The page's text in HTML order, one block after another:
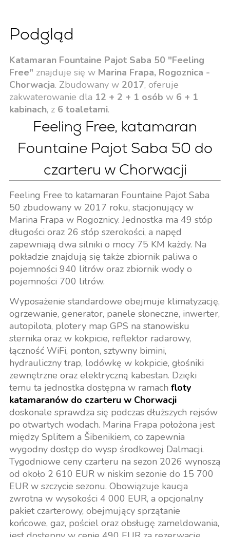
Podgląd
Katamaran Fountaine Pajot Saba 50 "Feeling
Free" znajduje się w Marina Frapa, Rogoznica -
Chorwacja. Zbudowany w 2017, oferuje
zakwaterowanie dla 12 + 2 + 1 osób w 6 + 1
kabinach, z 6 toaletami.
Feeling Free, katamaran
Fountaine Pajot Saba 50 do
czarteru w Chorwacji
Feeling Free to katamaran Fountaine Pajot Saba
50 zbudowany w 2017 roku, stacjonujący w
Marina Frapa w Rogoznicy. Jednostka ma 49 stóp
długości oraz 26 stóp szerokości, a napęd
zapewniają dwa silniki o mocy 75 KM każdy. Na
pokładzie znajdują się także zbiornik paliwa o
pojemności 940 litrów oraz zbiornik wody o
pojemności 700 litrów.
Wyposażenie standardowe obejmuje klimatyzację,
ogrzewanie, generator, panele słoneczne, inwerter,
autopilota, plotery map GPS na stanowisku
sternika oraz w kokpicie, reflektor radarowy,
łączność WiFi, ponton, sztywny bimini,
hydrauliczny trap, lodówkę w kokpicie, głośniki
zewnętrzne oraz elektryczną kabestan. Dzięki
temu ta jednostka dostępna w ramach floty
katamaranów do czarteru w Chorwacji
doskonale sprawdza się podczas dłuższych rejsów
po otwartych wodach. Marina Frapa położona jest
między Splitem a Šibenikiem, co zapewnia
wygodny dostęp do wysp środkowej Dalmacji.
Tygodniowe ceny czarteru na sezon 2026 wynoszą
od około 2 610 EUR w niskim sezonie do 15 700
EUR w szczycie sezonu. Obowiązuje kaucja
zwrotna w wysokości 4 000 EUR, a opcjonalny
pakiet czarterowy, obejmujący sprzątanie
końcowe, gaz, pościel oraz obsługę zameldowania,